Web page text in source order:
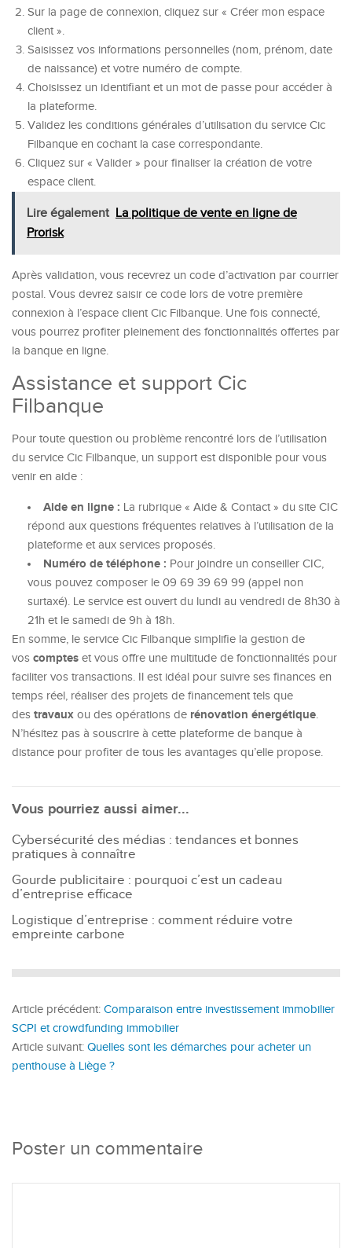
Sur la page de connexion, cliquez sur « Créer mon espace
client ».
Saisissez vos informations personnelles (nom, prénom, date
de naissance) et votre numéro de compte.
Choisissez un identifiant et un mot de passe pour accéder à
la plateforme.
Validez les conditions générales d’utilisation du service Cic
Filbanque en cochant la case correspondante.
Cliquez sur « Valider » pour finaliser la création de votre
espace client.
Lire également La politique de vente en ligne de
Prorisk
Après validation, vous recevrez un code d’activation par courrier
postal. Vous devrez saisir ce code lors de votre première
connexion à l’espace client Cic Filbanque. Une fois connecté,
vous pourrez profiter pleinement des fonctionnalités offertes par
la banque en ligne.
Assistance et support Cic
Filbanque
Pour toute question ou problème rencontré lors de l’utilisation
du service Cic Filbanque, un support est disponible pour vous
venir en aide :
Aide en ligne : La rubrique « Aide & Contact » du site CIC
répond aux questions fréquentes relatives à l’utilisation de la
plateforme et aux services proposés.
Numéro de téléphone : Pour joindre un conseiller CIC,
vous pouvez composer le 09 69 39 69 99 (appel non
surtaxé). Le service est ouvert du lundi au vendredi de 8h30 à
21h et le samedi de 9h à 18h.
En somme, le service Cic Filbanque simplifie la gestion de
vos comptes et vous offre une multitude de fonctionnalités pour
faciliter vos transactions. Il est idéal pour suivre ses finances en
temps réel, réaliser des projets de financement tels que
des travaux ou des opérations de rénovation énergétique.
N’hésitez pas à souscrire à cette plateforme de banque à
distance pour profiter de tous les avantages qu’elle propose.
Vous pourriez aussi aimer...
Cybersécurité des médias : tendances et bonnes
pratiques à connaître
Gourde publicitaire : pourquoi c’est un cadeau
d’entreprise efficace
Logistique d’entreprise : comment réduire votre
empreinte carbone
Article précédent: Comparaison entre investissement immobilier
SCPI et crowdfunding immobilier
Article suivant: Quelles sont les démarches pour acheter un
penthouse à Liège ?
Poster un commentaire